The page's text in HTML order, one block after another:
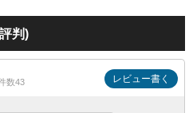
判)
数43 レビュー書く